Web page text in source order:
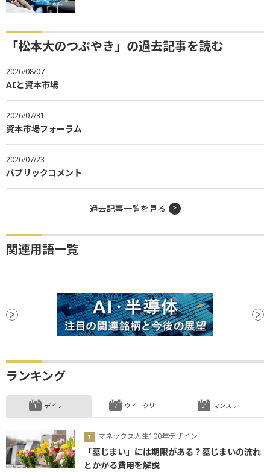
「松本大のつぶやき」の過去記事を読む
2026/08/07
AIと資本市場
2026/07/31
資本市場フォーラム
2026/07/23
パブリックコメント
過去記事一覧を見る
関連用語一覧
ランキング
デイリー
マネックス人生100年デザイン
「墓じまい」には期限がある？墓じまいの流れ
とかかる費用を解説
ウイークリー マンスリー